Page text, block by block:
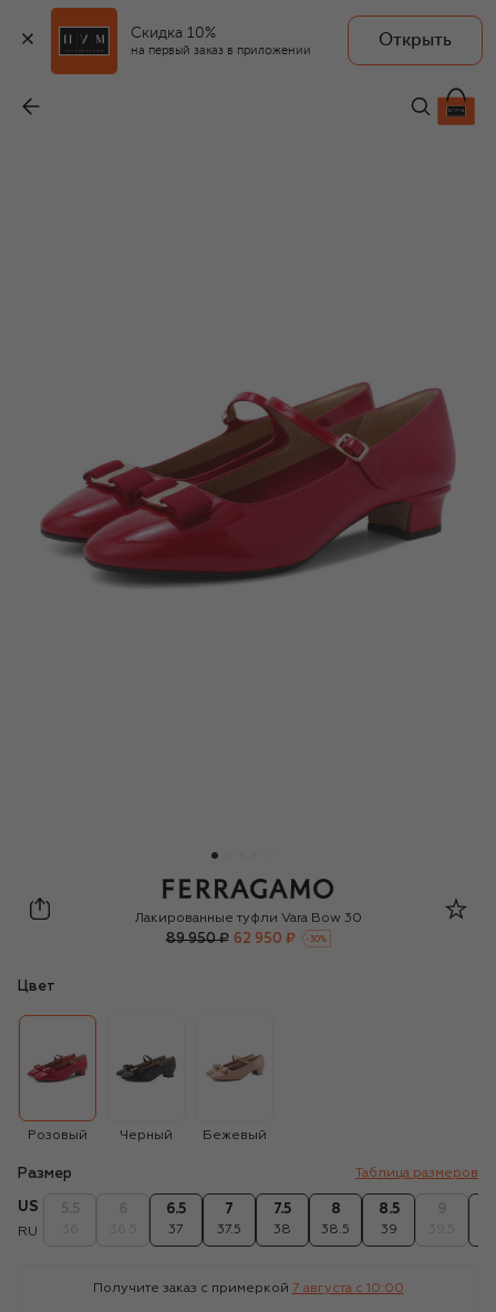
Скидка 10%
на первый заказ в приложении
Открыть
62 950 ₽
Ferragamo
Лакированные туфли Vara Bow 30
89 950 ₽ 62 950 ₽ -30%
Цвет
Розовый Черный Бежевый
Размер Таблица размеров
US
RU
6.5
37
7
37.5
7.5
38
8
38.5
8.5
39
Получите заказ с примеркой 7 августа c 10:00